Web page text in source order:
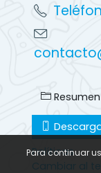
Políticas
Cambiar al
Para continuar